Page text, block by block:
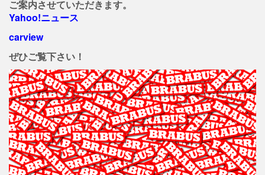
ご案内させていただきます。
Yahoo!ニュース
carview
ぜひご覧下さい！